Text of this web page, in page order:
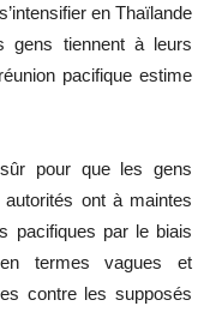
en Thaïlande
gens tiennent à leurs
pacifique estime
pour que les gens
ont à maintes
pacifiques par le biais
termes vagues et
contre les supposés